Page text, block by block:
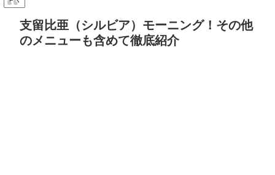
支留比亜（シルビア）モーニング！その他
のメニューも含めて徹底紹介